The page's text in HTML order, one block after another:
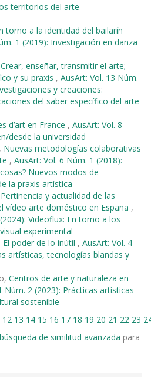
territorios del arte
torno a la identidad del bailarín
1 (2019): Investigación en danza
Crear, enseñar, transmitir el arte;
y su praxis , AusArt: Vol. 13 Núm.
y creaciones:
del saber específico del arte
d’art en France , AusArt: Vol. 8
desde la universidad
Nuevas metodologías colaborativas
, AusArt: Vol. 6 Núm. 1 (2018):
Nuevos modos de
la praxis artística
Pertinencia y actualidad de las
vídeo arte doméstico en España ,
Videoflux: En torno a los
experimental
El poder de lo inútil , AusArt: Vol. 4
artísticas, tecnologías blandas y
Centros de arte y naturaleza en
Núm. 2 (2023): Prácticas artísticas
sostenible
12 13 14 15 16 17 18 19 20 21 22 23
de similitud avanzada para